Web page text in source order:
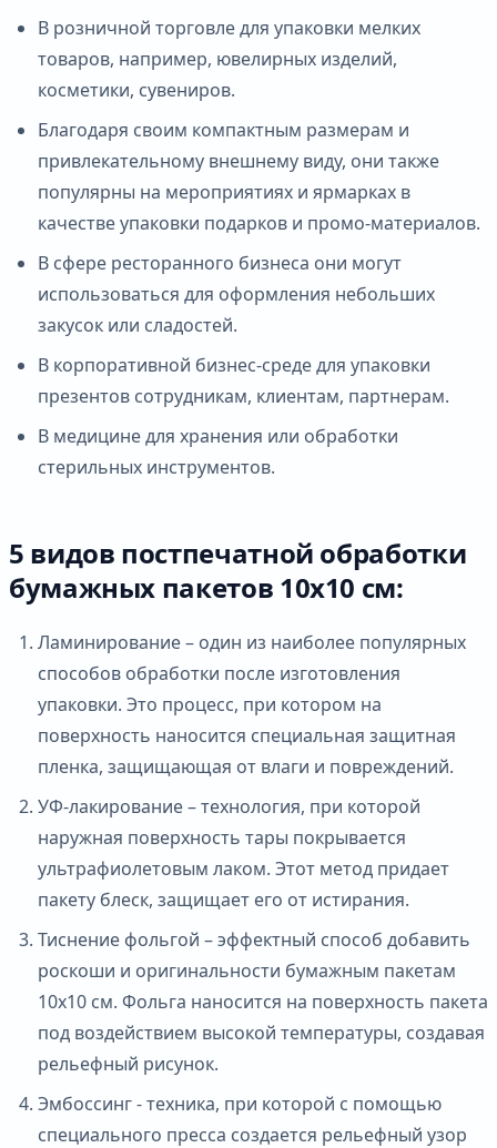
В розничной торговле для упаковки мелких
товаров, например, ювелирных изделий,
косметики, сувениров.
Благодаря своим компактным размерам и
привлекательному внешнему виду, они также
популярны на мероприятиях и ярмарках в
качестве упаковки подарков и промо-материалов.
В сфере ресторанного бизнеса они могут
использоваться для оформления небольших
закусок или сладостей.
В корпоративной бизнес-среде для упаковки
презентов сотрудникам, клиентам, партнерам.
В медицине для хранения или обработки
стерильных инструментов.
5 видов постпечатной обработки
бумажных пакетов 10х10 см:
Ламинирование – один из наиболее популярных
способов обработки после изготовления
упаковки. Это процесс, при котором на
поверхность наносится специальная защитная
пленка, защищающая от влаги и повреждений.
УФ-лакирование – технология, при которой
наружная поверхность тары покрывается
ультрафиолетовым лаком. Этот метод придает
пакету блеск, защищает его от истирания.
Тиснение фольгой – эффектный способ добавить
роскоши и оригинальности бумажным пакетам
10х10 см. Фольга наносится на поверхность пакета
под воздействием высокой температуры, создавая
рельефный рисунок.
Эмбоссинг - техника, при которой с помощью
специального пресса создается рельефный узор